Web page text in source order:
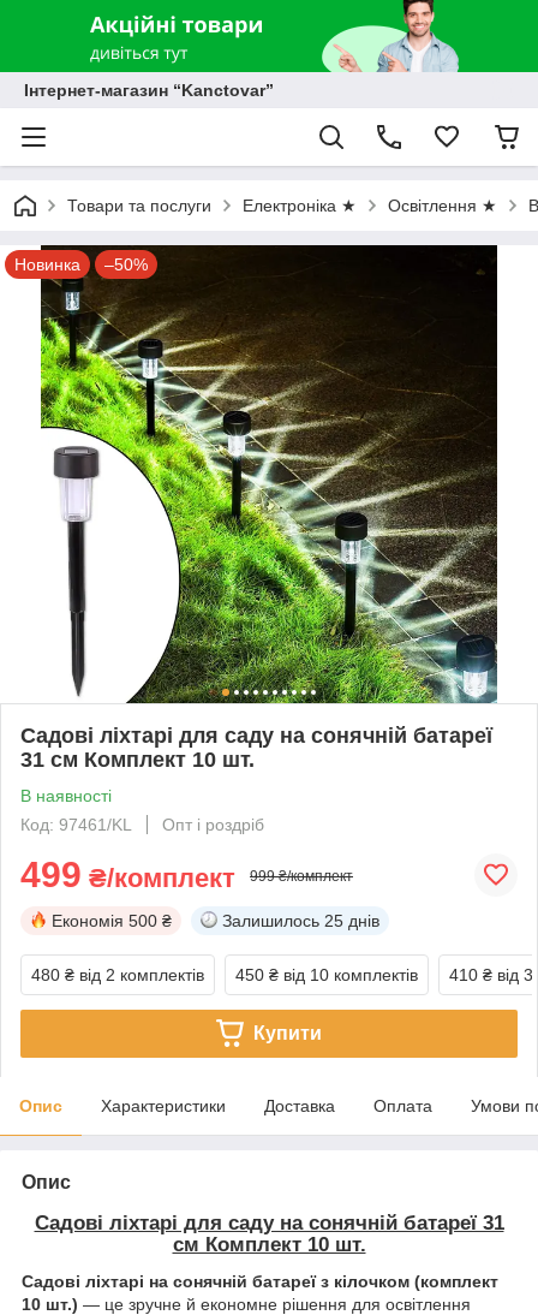
Інтернет-магазин “Kanctovar”
Товари та послуги Електроніка ★ Освітлення ★
Новинка –50%
Садові ліхтарі для саду на сонячній батареї
31 см Комплект 10 шт.
В наявності
Код: 97461/KL
Опт і роздріб
499 ₴/комплект 999 ₴/комплект
Економія 500 ₴ Залишилось 25 днів
480 ₴ від 2 комплектів 450 ₴ від 10 комплектів 410 ₴ від
Купити
Опис Характеристики Доставка Оплата Умови
Опис
Садові ліхтарі для саду на сонячній батареї 31
см Комплект 10 шт.
Садові ліхтарі на сонячній батареї з кілочком (комплект
10 шт.) — це зручне й економне рішення для освітлення